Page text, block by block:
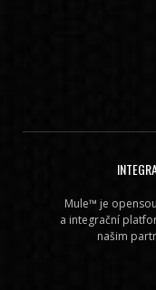
Mule™ je
a integrační
našim